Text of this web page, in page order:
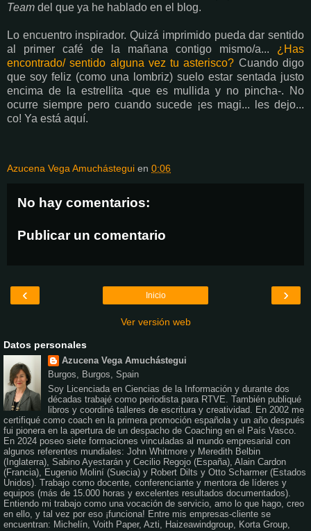
Team del que ya he hablado en el blog.
Lo encuentro inspirador. Quizá imprimido pueda dar sentido
al primer café de la mañana contigo mismo/a... ¿Has
encontrado/ sentido alguna vez tu asterisco? Cuando digo
que soy feliz (como una lombriz) suelo estar sentada justo
encima de la estrellita -que es mullida y no pincha-. No
ocurre siempre pero cuando sucede ¡es magi... les dejo...
co! Ya está aquí.
Azucena Vega Amuchástegui en 0:06
No hay comentarios:
Publicar un comentario
‹ ›
Inicio
Ver versión web
Datos personales
Azucena Vega Amuchástegui
Burgos, Burgos, Spain
Soy Licenciada en Ciencias de la Información y durante dos
décadas trabajé como periodista para RTVE. También publiqué
libros y coordiné talleres de escritura y creatividad. En 2002 me
certifiqué como coach en la primera promoción española y un año después
fui pionera en la apertura de un despacho de Coaching en el País Vasco.
En 2024 poseo siete formaciones vinculadas al mundo empresarial con
algunos referentes mundiales: John Whitmore y Meredith Belbin
(Inglaterra), Sabino Ayestarán y Cecilio Regojo (España), Alain Cardon
(Francia), Eugenio Moliní (Suecia) y Robert Dilts y Otto Scharmer (Estados
Unidos). Trabajo como docente, conferenciante y mentora de líderes y
equipos (más de 15.000 horas y excelentes resultados documentados).
Entiendo mi trabajo como una vocación de servicio, amo lo que hago, creo
en ello, y tal vez por eso ¡funciona! Entre mis empresas-cliente se
encuentran: Michelín, Voith Paper, Azti, Haizeawindgroup, Korta Group,